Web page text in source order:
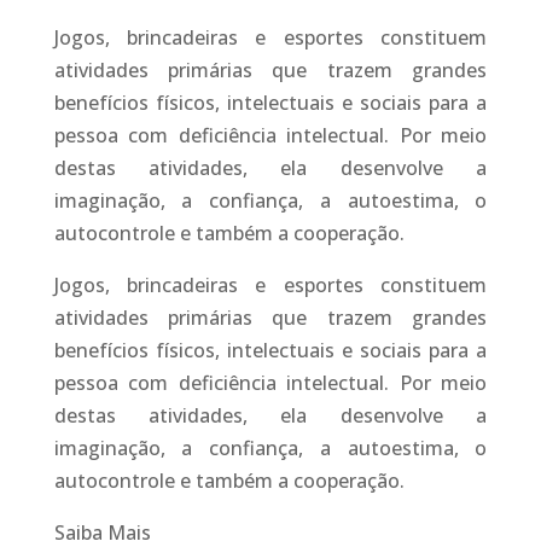
Jogos, brincadeiras e esportes constituem
atividades primárias que trazem grandes
benefícios físicos, intelectuais e sociais para a
pessoa com deficiência intelectual. Por meio
destas atividades, ela desenvolve a
imaginação, a confiança, a autoestima, o
autocontrole e também a cooperação.
Jogos, brincadeiras e esportes constituem
atividades primárias que trazem grandes
benefícios físicos, intelectuais e sociais para a
pessoa com deficiência intelectual. Por meio
destas atividades, ela desenvolve a
imaginação, a confiança, a autoestima, o
autocontrole e também a cooperação.
Saiba Mais